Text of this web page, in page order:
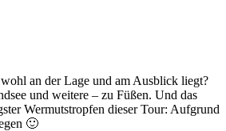
an der Lage und am Ausblick liegt?
und weitere – zu Füßen. Und das
Wermutstropfen dieser Tour: Aufgrund
🙂